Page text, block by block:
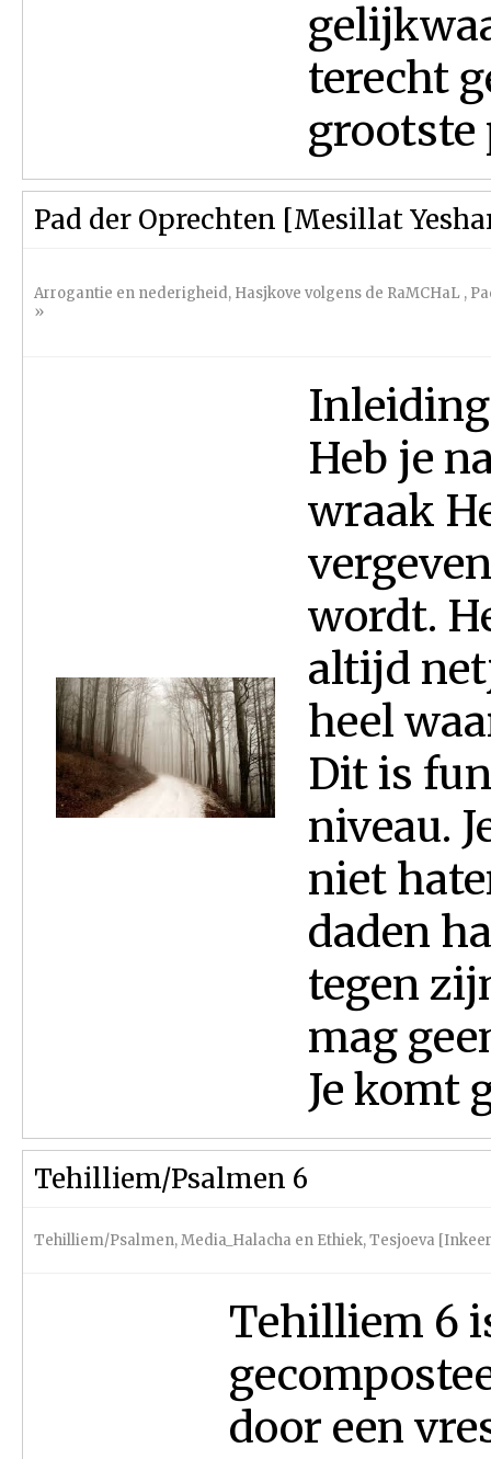
terecht
grootste
Pad der Oprechten [Mesillat
Arrogantie en nederigheid, Hasjkove volgens de RaMCHaL ,
»
Inleiding
Heb je
wraak
wordt.
altijd
heel
Dit is
niveau.
niet
daden
tegen
mag
Je komt
Tehilliem/Psalmen 6
Tehilliem/Psalmen,Media_Halacha en Ethiek,Tesjoeva
Tehilliem 6
door een